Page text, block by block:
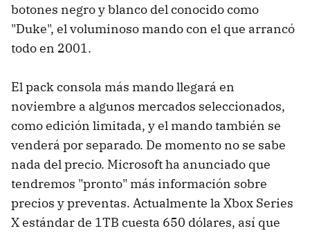
botones negro y blanco del conocido como
"Duke", el voluminoso mando con el que arrancó
todo en 2001.
El pack consola más mando llegará en
noviembre a algunos mercados seleccionados,
como edición limitada, y el mando también se
venderá por separado. De momento no se sabe
nada del precio. Microsoft ha anunciado que
tendremos "pronto" más información sobre
precios y preventas. Actualmente la Xbox Series
X estándar de 1TB cuesta 650 dólares, así que